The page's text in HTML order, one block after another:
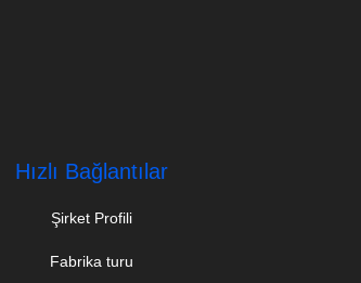
Hızlı Bağlantılar
Şirket Profili
Fabrika turu